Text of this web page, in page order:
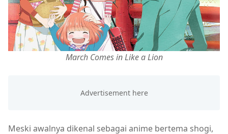
March Comes in Like a Lion
Meski awalnya dikenal sebagai anime bertema shogi,